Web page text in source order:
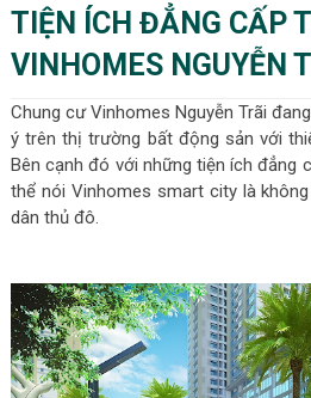
TIỆN ÍCH ĐẲNG CẤP
VINHOMES NGUYỄN
Chung cư Vinhomes Nguyễn Trãi
ý trên thị trường bất động sản với
Bên cạnh đó với những tiện ích đẳng
thể nói Vinhomes smart city là
dân thủ đô.